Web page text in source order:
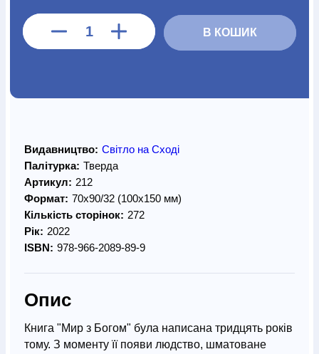
В КОШИК
Видавництво: Світло на Сході
Палітурка: Тверда
Артикул: 212
Формат: 70х90/32 (100х150 мм)
Кількість сторінок: 272
Рік: 2022
ISBN: 978-966-2089-89-9
Опис
Книга "Мир з Богом" була написана тридцять років
тому. З моменту її появи людство, шматоване